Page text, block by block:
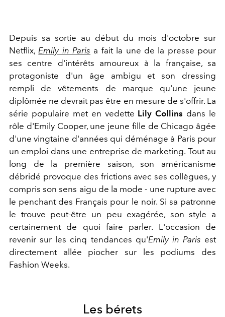
Depuis sa sortie au début du mois d'octobre sur
Netflix,Emily in Paris a fait la une de la presse pour
ses centre d'intérêts amoureux à la française, sa
protagoniste d'un âge ambigu et son dressing
rempli de vêtements de marque qu'une jeune
diplômée ne devrait pas être en mesure de s'offrir. La
série populaire met en vedette Lily Collins dans le
rôle d'Emily Cooper, une jeune fille de Chicago âgée
d'une vingtaine d'années qui déménage à Paris pour
un emploi dans une entreprise de marketing. Tout au
long de la première saison, son américanisme
débridé provoque des frictions avec ses collègues, y
compris son sens aigu de la mode - une rupture avec
le penchant des Français pour le noir. Si sa patronne
le trouve peut-être un peu exagérée, son style a
certainement de quoi faire parler. L'occasion de
revenir sur les cinq tendances qu'Emily in Paris est
directement allée piocher sur les podiums des
Fashion Weeks.
Les bérets